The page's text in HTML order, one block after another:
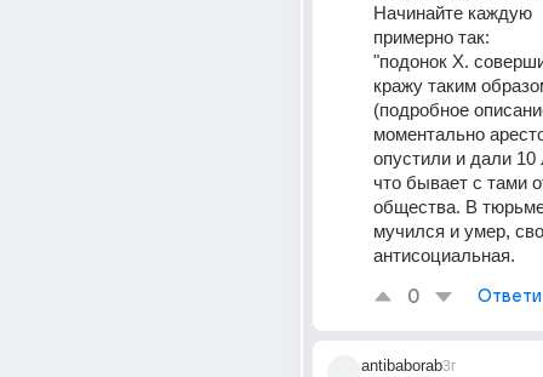
Начинайте каждую
примерно так:
"подонок Х.
кражу таким
(подробное
моментально
опустили и дали 10
что бывает с тами
общества. В
мучился и умер,
антисоциальная.
0
antibaborab3г